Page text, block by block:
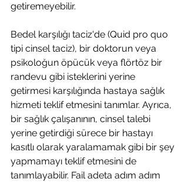
getiremeyebilir.
Bedel karşılığı taciz'de (Quid pro quo
tipi cinsel taciz), bir doktorun veya
psikoloğun öpücük veya flörtöz bir
randevu gibi isteklerini yerine
getirmesi karşılığında hastaya sağlık
hizmeti teklif etmesini tanımlar. Ayrıca,
bir sağlık çalışanının, cinsel talebi
yerine getirdiği sürece bir hastayı
kasıtlı olarak yaralamamak gibi bir şey
yapmamayı teklif etmesini de
tanımlayabilir. Fail adeta adım adım